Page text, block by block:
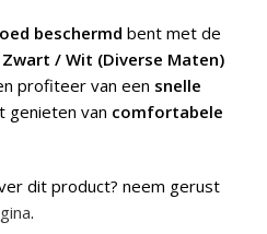
beschermd bent met de
/ Wit (Diverse Maten)
profiteer van een snelle
genieten van comfortabele
dit product? neem gerust
.